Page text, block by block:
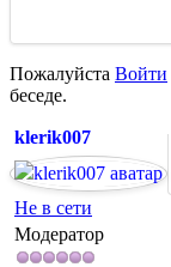
Пожалуйста Войти
беседе.
klerik007
Не в сети
Модератор